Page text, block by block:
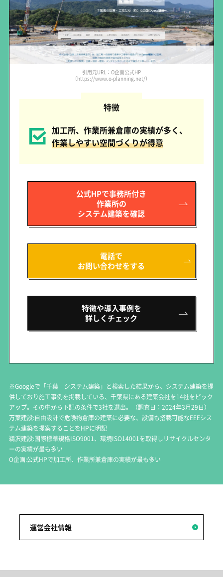
引用元URL：O企画公式HP
（https://www.o-planning.net/）
特徴
加工所、作業所兼倉庫の実績が多く、
作業しやすい空間づくりが得意
公式HPで事務所付き
作業所の
システム建築を確認
電話で
お問い合わせをする
特徴や導入事例を
詳しくチェック
※Googleで「千葉 システム建築」と検索した結果から、システム建築を提
供しており施工事例を掲載している、千葉県にある建築会社を14社をピック
アップ。その中から下記の条件で3社を選出。（調査日：2024年3月29日）
万葉建設:自由設計で危険物倉庫の建築に必要な、設備も搭載可能なEEEシス
テム建築を提案することをHPに明記
鵜沢建設:国際標準規格ISO9001、環境ISO14001を取得しリサイクルセンタ
ーの実績が最も多い
O企画:公式HPで加工所、作業所兼倉庫の実績が最も多い
運営会社情報